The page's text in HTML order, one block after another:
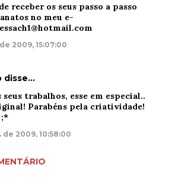
receber os seus passo a passo
no meu e-
2009, 15:07:00
disse…
trabalhos, esse em especial..
Parabéns pela criatividade!
;*
2009, 10:58:00